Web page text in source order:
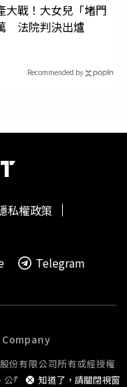
大戰！大女兒「堵門
法院判決出爐
Recommended by
知道了，請關閉視窗
私權政策
Telegram
份有限公司所有或經授權
公開播送或公開傳輸。